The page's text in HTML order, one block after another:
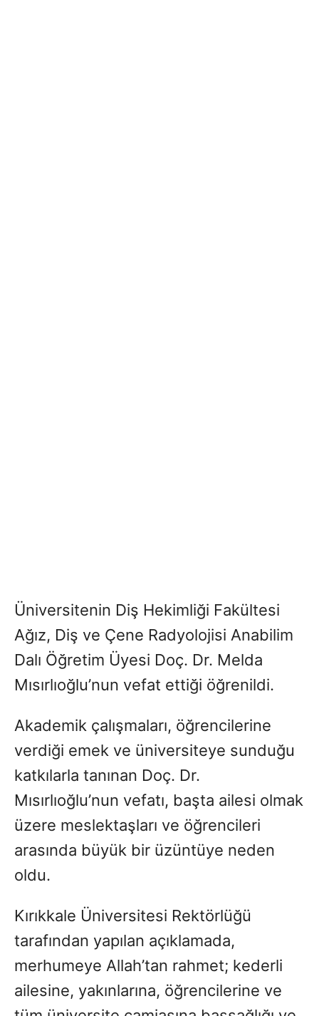
Üniversitenin Diş Hekimliği Fakültesi
Ağız, Diş ve Çene Radyolojisi Anabilim
Dalı Öğretim Üyesi Doç. Dr. Melda
Mısırlıoğlu’nun vefat ettiği öğrenildi.
Akademik çalışmaları, öğrencilerine
verdiği emek ve üniversiteye sunduğu
katkılarla tanınan Doç. Dr.
Mısırlıoğlu’nun vefatı, başta ailesi olmak
üzere meslektaşları ve öğrencileri
arasında büyük bir üzüntüye neden
oldu.
Kırıkkale Üniversitesi Rektörlüğü
tarafından yapılan açıklamada,
merhumeye Allah’tan rahmet; kederli
ailesine, yakınlarına, öğrencilerine ve